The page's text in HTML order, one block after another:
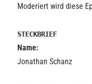
Moderiert wird diese
STECKBRIEF
Name:
Jonathan Schanz